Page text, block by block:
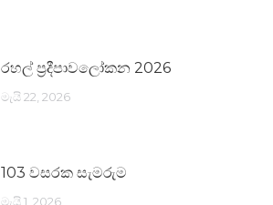
රහල් ප්‍රදීපාවලෝකන 2026
මැයි 22, 2026
103 වසරක සැමරුම
මැයි 1, 2026